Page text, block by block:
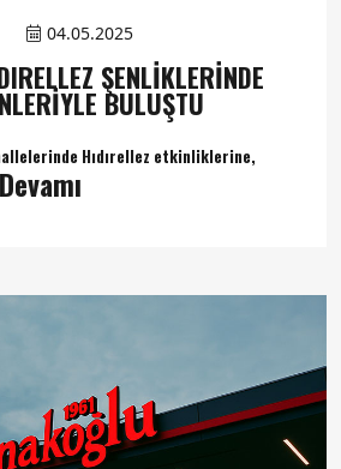
04.05.2025
ŞENLIKLERINDE
BULUŞTU
Hıdırellez etkinliklerine,
Devamı